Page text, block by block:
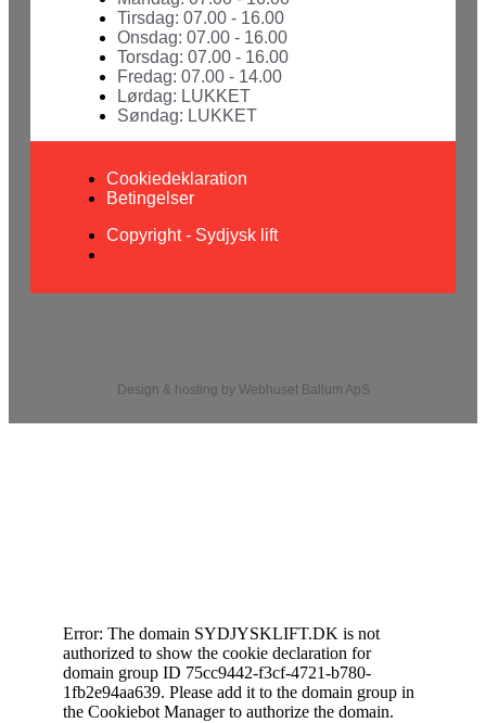
Tirsdag: 07.00 - 16.00
Onsdag: 07.00 - 16.00
Torsdag: 07.00 - 16.00
Fredag: 07.00 - 14.00
Lørdag: LUKKET
Søndag: LUKKET
Cookiedeklaration
Betingelser
Copyright - Sydjysk lift
Design & hosting by Webhuset Ballum ApS
Error: The domain SYDJYSKLIFT.DK is not
authorized to show the cookie declaration for
domain group ID 75cc9442-f3cf-4721-b780-
1fb2e94aa639. Please add it to the domain group in
the Cookiebot Manager to authorize the domain.